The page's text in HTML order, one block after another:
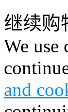
继续购
We use
and